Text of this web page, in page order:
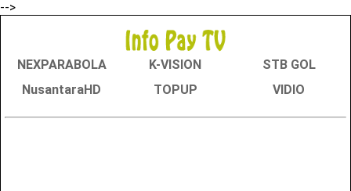
-->
NEXPARABOLA K-VISION
STB GOL
NusantaraHD
TOPUP VIDIO